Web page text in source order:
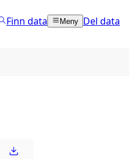
Finn data Meny Del data